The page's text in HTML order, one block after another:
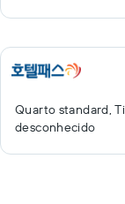
Quarto standard,
desconhecido